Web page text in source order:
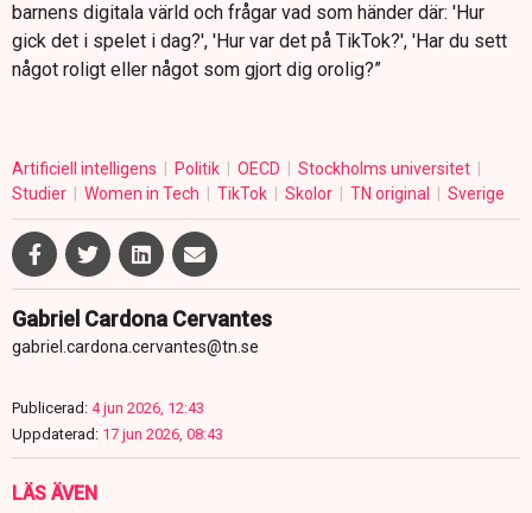
barnens digitala värld och frågar vad som händer där: 'Hur
gick det i spelet i dag?', 'Hur var det på TikTok?', 'Har du sett
något roligt eller något som gjort dig orolig?”
Artificiell intelligens Politik OECD
Stockholms universitet
Studier
Women in Tech TikTok Skolor TN original Sverige
Gabriel Cardona Cervantes
gabriel.cardona.cervantes@tn.se
Publicerad: 4 jun 2026, 12:43
Uppdaterad: 17 jun 2026, 08:43
LÄS ÄVEN